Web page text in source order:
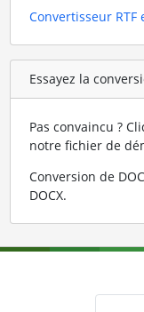
Convertisseur RTF
Essayez la
Pas convaincu ?
notre fichier de
Conversion de
DOCX.